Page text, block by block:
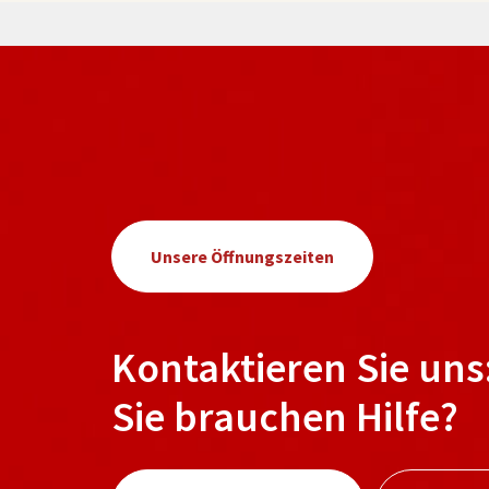
Unsere Öffnungszeiten
Kontaktieren Sie
Sie brauchen Hilfe?